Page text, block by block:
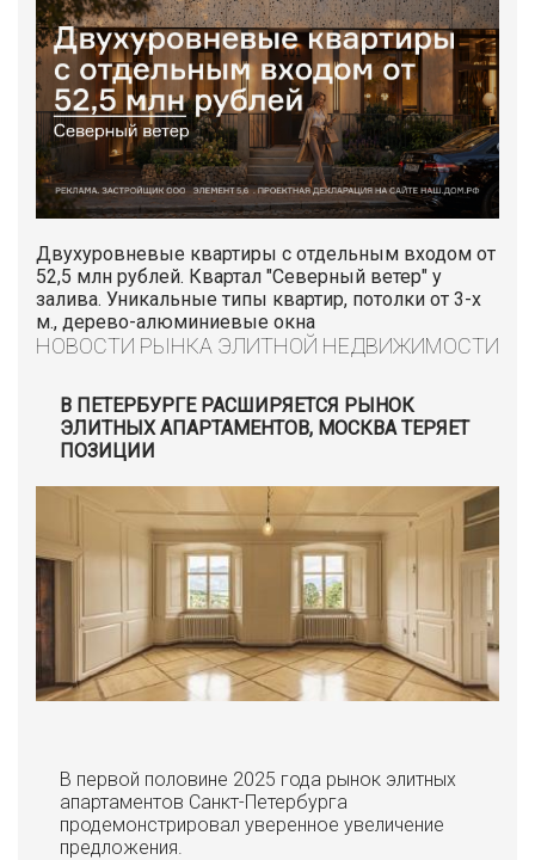
Двухуровневые квартиры с отдельным входом от
52,5 млн рублей. Квартал "Северный ветер" у
залива. Уникальные типы квартир, потолки от 3-х
м., дерево-алюминиевые окна
НОВОСТИ РЫНКА ЭЛИТНОЙ НЕДВИЖИМОСТИ
В ПЕТЕРБУРГЕ РАСШИРЯЕТСЯ РЫНОК
ЭЛИТНЫХ АПАРТАМЕНТОВ, МОСКВА ТЕРЯЕТ
ПОЗИЦИИ
В первой половине 2025 года рынок элитных
апартаментов Санкт-Петербурга
продемонстрировал уверенное увеличение
предложения.